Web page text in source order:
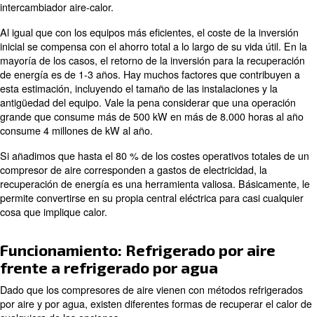
están disponibles.
Equipos de
energía
Puede invertir en un compresor de aire con
beneficiará de condiciones óptimas para utilizar el calor
recuperación integrada asegura que el 75 % de la
puede reutilizarse, mientras que EnergyBox indica que
reutilizar del 80 al 90 % de ese calor. Todo esto se
Al igual que con los equipos más eficientes, el coste de
inicial se compensa con el ahorro total a lo largo de su
mayoría de los casos, el retorno de la inversión para la
de energía es de 1-3 años. Hay muchos factores que